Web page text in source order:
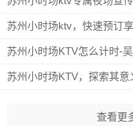
苏州小时场ktv，快速预订
苏州小时场KTV怎么计时-
苏州小时场KTV，探索其
查看更